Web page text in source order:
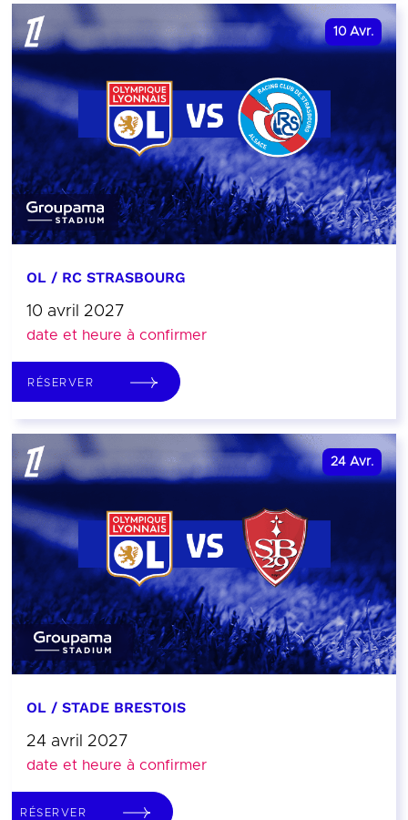
10 Avr.
OL / RC STRASBOURG
10 avril 2027
date et heure à confirmer
RÉSERVER
24 Avr.
OL / STADE BRESTOIS
24 avril 2027
date et heure à confirmer
RÉSERVER